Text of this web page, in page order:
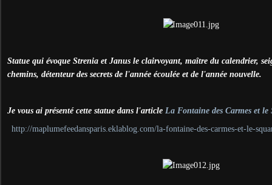
Statue qui évoque Strenia et Janus le clairvoyant, maître du calendrier,
chemins, détenteur des secrets de l'année écoulée et de l'année nouvelle.
Je vous ai présenté cette statue dans l'article La Fontaine des Carmes et
http://maplumefeedansparis.eklablog.com/la-fontaine-des-carmes-et-le-